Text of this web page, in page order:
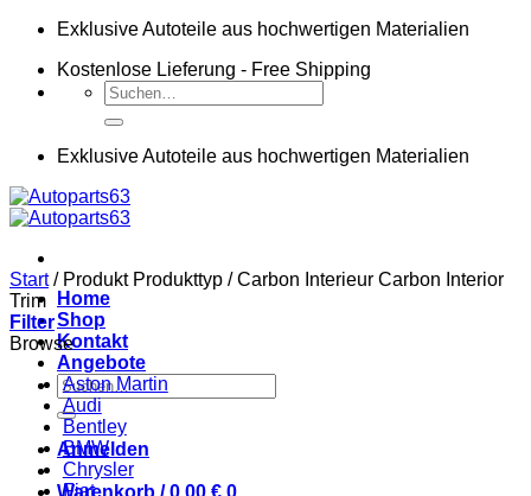
Zum
springen
Exklusive Autoteile aus hochwertigen Materialien
Kostenlose Lieferung - Free Shipping
Suchen
nach:
Exklusive Autoteile aus hochwertigen Materialien
Home
Shop
Kontakt
Angebote
Suchen
nach:
Anmelden
Warenkorb /0,00 € 0
Start /Produkt Produkttyp /Carbon Interieur Carbon Interior
Trim
Filter
Browse
Aston Martin
Audi
Bentley
BMW
Chrysler
Fiat